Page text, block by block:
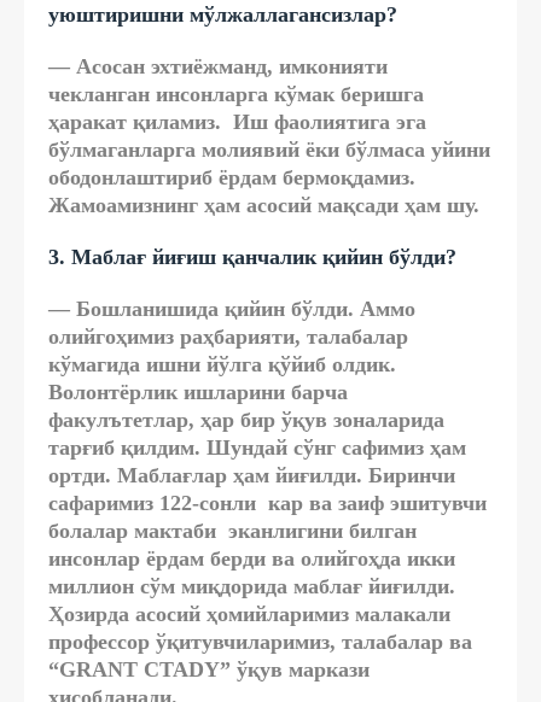
уюштиришни мўлжаллагансизлар?
— Асосан эхтиёжманд, имконияти
чекланган инсонларга кўмак беришга
ҳаракат қиламиз. Иш фаолиятига эга
бўлмаганларга молиявий ёки бўлмаса уйини
ободонлаштириб ёрдам бермоқдамиз.
Жамоамизнинг ҳам асосий мақсади ҳам шу.
3. Маблағ йиғиш қанчалик қийин бўлди?
— Бошланишида қийин бўлди. Аммо
олийгоҳимиз раҳбарияти, талабалар
кўмагида ишни йўлга қўйиб олдик.
Волонтёрлик ишларини барча
факулътетлар, ҳар бир ўқув зоналарида
тарғиб қилдим. Шундай сўнг сафимиз ҳам
ортди. Маблағлар ҳам йиғилди. Биринчи
сафаримиз 122-сонли кар ва заиф эшитувчи
болалар мактаби эканлигини билган
инсонлар ёрдам берди ва олийгоҳда икки
миллион сўм миқдорида маблағ йиғилди.
Ҳозирда асосий ҳомийларимиз малакали
профессор ўқитувчиларимиз, талабалар ва
“GRANT CTADY” ўқув маркази
ҳисобланади.